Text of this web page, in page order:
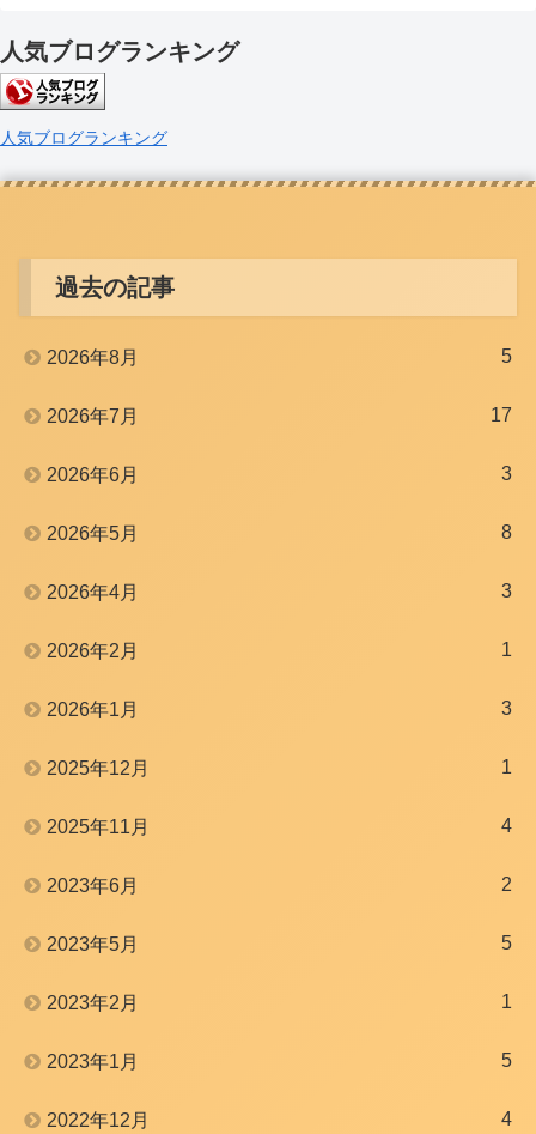
人気ブログランキング
人気ブログランキング
過去の記事
2026年8月 5
2026年7月 17
2026年6月 3
2026年5月 8
2026年4月 3
2026年2月 1
2026年1月 3
2025年12月 1
2025年11月 4
2023年6月 2
2023年5月 5
2023年2月 1
2023年1月 5
2022年12月 4